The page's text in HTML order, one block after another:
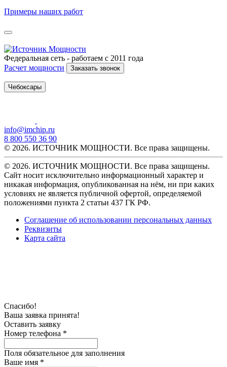
Примеры наших работ
Федеральная сеть - работаем с 2011 года
Расчет мощности
Заказать звонок
Чебоксары
info@imchip.ru
8 800 550 36 90
© 2026. ИСТОЧНИК МОЩНОСТИ. Все права защищены.
© 2026. ИСТОЧНИК МОЩНОСТИ. Все права защищены.
Сайт носит исключительно информационный характер и
никакая информация, опубликованная на нём, ни при каких
условиях не является публичной офертой, определяемой
положениями пункта 2 статьи 437 ГК РФ.
Соглашение об использовании персональных данных
Реквизиты
Карта сайта
Спасибо!
Ваша заявка принята!
Оставить заявку
Номер телефона *
Поля обязательное для заполнения
Ваше имя *